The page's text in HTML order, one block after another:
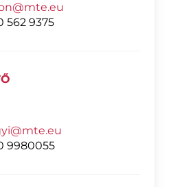
562 9375
9980055